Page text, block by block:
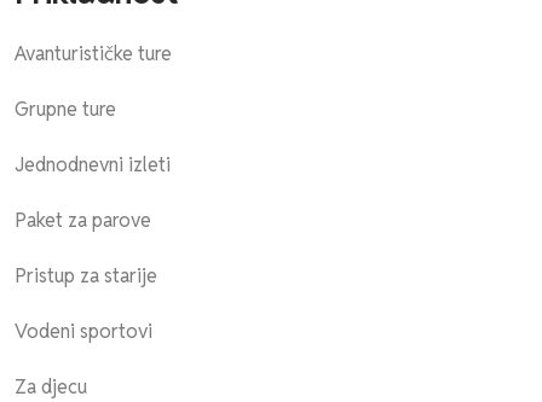
Avanturističke ture
Grupne ture
Jednodnevni izleti
Paket za parove
Pristup za starije
Vodeni sportovi
Za djecu